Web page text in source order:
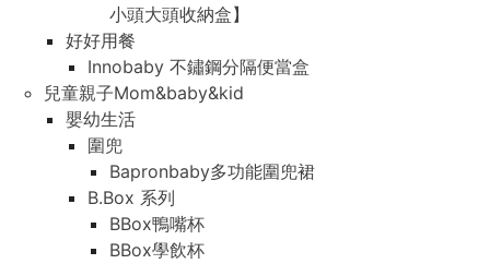
小頭大頭收納盒】
好好用餐
Innobaby 不鏽鋼分隔便當盒
兒童親子Mom&baby&kid
嬰幼生活
圍兜
Bapronbaby多功能圍兜裙
B.Box 系列
BBox鴨嘴杯
BBox學飲杯